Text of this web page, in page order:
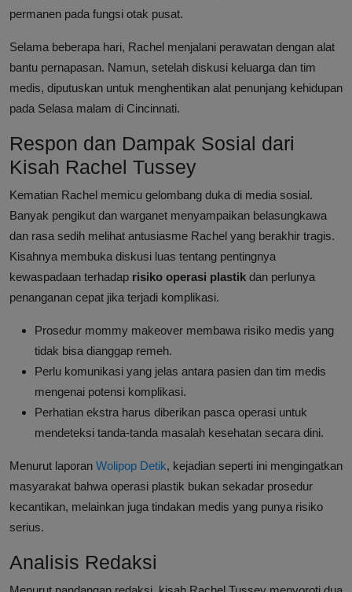
permanen pada fungsi otak pusat.
Selama beberapa hari, Rachel menjalani perawatan dengan alat
bantu pernapasan. Namun, setelah diskusi keluarga dan tim
medis, diputuskan untuk menghentikan alat penunjang kehidupan
pada Selasa malam di Cincinnati.
Respon dan Dampak Sosial dari
Kisah Rachel Tussey
Kematian Rachel memicu gelombang duka di media sosial.
Banyak pengikut dan warganet menyampaikan belasungkawa
dan rasa sedih melihat antusiasme Rachel yang berakhir tragis.
Kisahnya membuka diskusi luas tentang pentingnya
kewaspadaan terhadap risiko operasi plastik dan perlunya
penanganan cepat jika terjadi komplikasi.
Prosedur mommy makeover membawa risiko medis yang
tidak bisa dianggap remeh.
Perlu komunikasi yang jelas antara pasien dan tim medis
mengenai potensi komplikasi.
Perhatian ekstra harus diberikan pasca operasi untuk
mendeteksi tanda-tanda masalah kesehatan secara dini.
Menurut laporan Wolipop Detik, kejadian seperti ini mengingatkan
masyarakat bahwa operasi plastik bukan sekadar prosedur
kecantikan, melainkan juga tindakan medis yang punya risiko
serius.
Analisis Redaksi